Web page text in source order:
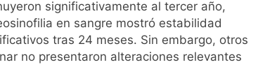
significativamente al tercer año,
en sangre mostró estabilidad
tras 24 meses. Sin embargo, otros
no presentaron alteraciones relevantes